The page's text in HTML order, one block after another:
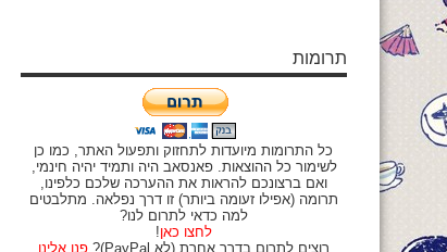
תרומות
כל התרומות מיועדות לתחזוק ותפעול האתר, כמו כן
לשימור כל ההוצאות. פאנסאב היה ותמיד יהיה חינמי,
ואם ברצונכם להראות את ההערכה שלכם כלפינו,
תרומה (אפילו זעומה ביותר) זו דרך נפלאה. מתלבטים
למה כדאי לתרום לנו?
לחצו כאן!
רוצים לתרום בדרך אחרת (לא PayPal)?
פנו אלינו